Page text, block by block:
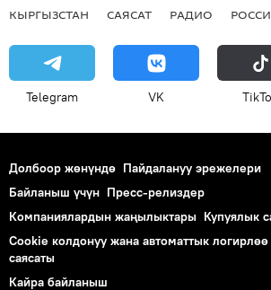
КЫРГЫЗСТАН САЯСАТ РАДИО
Telegram VK
Долбоор жөнүндө Пайдалануу эрежелери
Байланыш үчүн Пресс-релиздер
Компаниялардын жаңылыктары Купуялык
Cookie колдонуу жана автоматтык логирлөө
саясаты
Кайра байланыш